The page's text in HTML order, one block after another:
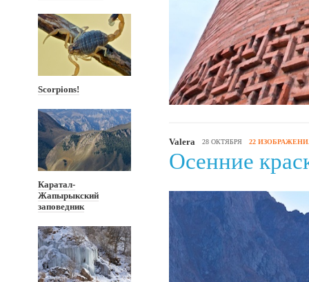
Scorpions!
Каратал-
Жапырыкский
заповедник
Valera 28 ОКТЯБРЯ 22
Осенние